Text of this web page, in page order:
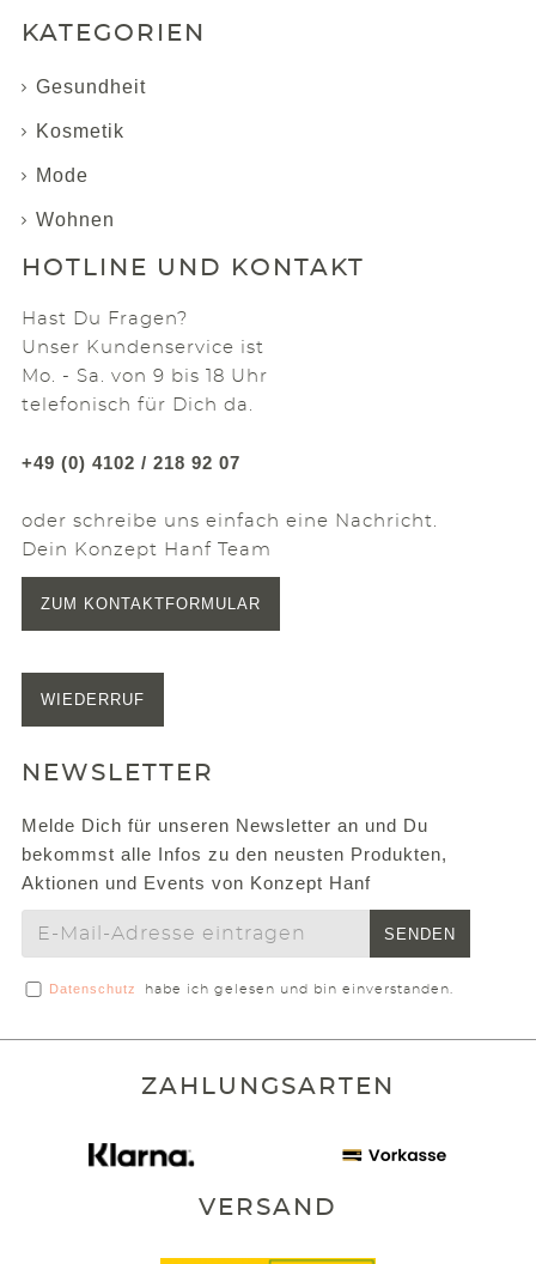
KATEGORIEN
Gesundheit
Kosmetik
Mode
Wohnen
HOTLINE UND KONTAKT
Hast Du Fragen?
Unser Kundenservice ist
Mo. - Sa. von 9 bis 18 Uhr
telefonisch für Dich da.
+49 (0) 4102 / 218 92 07
oder schreibe uns einfach eine Nachricht.
Dein Konzept Hanf Team
ZUM KONTAKTFORMULAR
WIEDERRUF
NEWSLETTER
Melde Dich für unseren Newsletter an und Du
bekommst alle Infos zu den neusten Produkten,
Aktionen und Events von Konzept Hanf
SENDEN
Datenschutz habe ich gelesen und bin einverstanden.
ZAHLUNGSARTEN
VERSAND